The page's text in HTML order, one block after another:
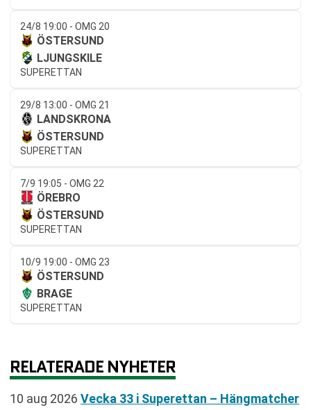
24/8 19:00 - OMG 20
ÖSTERSUND
LJUNGSKILE
SUPERETTAN
29/8 13:00 - OMG 21
LANDSKRONA
ÖSTERSUND
SUPERETTAN
7/9 19:05 - OMG 22
ÖREBRO
ÖSTERSUND
SUPERETTAN
10/9 19:00 - OMG 23
ÖSTERSUND
BRAGE
SUPERETTAN
RELATERADE NYHETER
10 aug 2026 Vecka 33 i Superettan – Hängmatcher